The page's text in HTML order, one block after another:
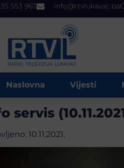
553 967 info@rtvlukavac.ba
Naslovna Vijesti
servis
10.11.2021.